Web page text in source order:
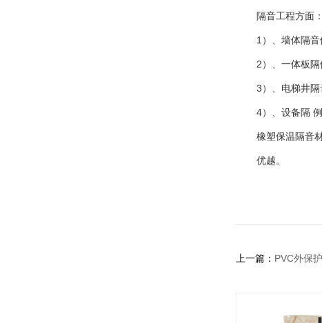
隔音工程方面：
1）、墙体隔
2）、一体板
3）、电梯井隔
4）、设备隔
橡塑保温隔音
优越。
上一篇： PVC外保